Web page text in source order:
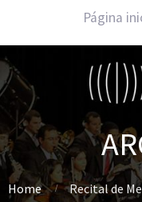
Página
Home Recital de